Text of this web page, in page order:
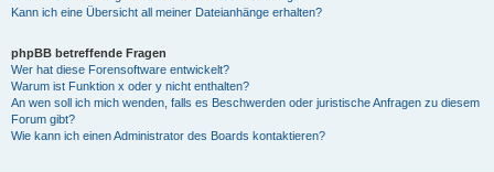
Kann ich eine Übersicht all meiner Dateianhänge erhalten?
phpBB betreffende Fragen
Wer hat diese Forensoftware entwickelt?
Warum ist Funktion x oder y nicht enthalten?
An wen soll ich mich wenden, falls es Beschwerden oder juristische Anfragen zu diesem
Forum gibt?
Wie kann ich einen Administrator des Boards kontaktieren?